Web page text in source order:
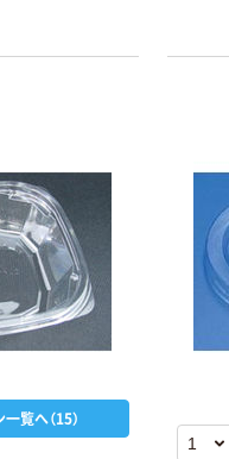
覧へ（15）